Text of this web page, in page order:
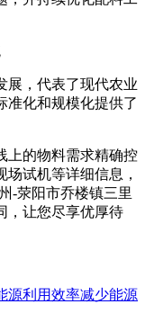
展，代表了现代农业
准化和规模化提供了
的物料需求精确控
试机等详细信息，
-荥阳市乔楼镇三里
，让您尽享优厚待
源利用效率减少能源